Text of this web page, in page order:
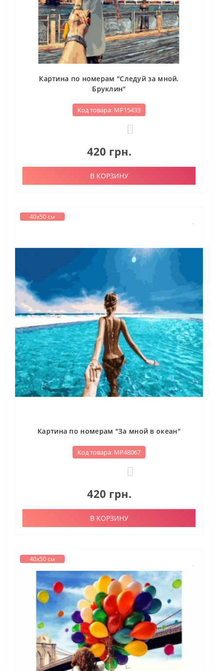
Картина по номерам "Следуй за мной.
Бруклин"
Код товара: МР15433
420 грн.
В КОРЗИНУ
40х50 см
Картина по номерам "За мной в океан"
Код товара: МР48067
420 грн.
В КОРЗИНУ
40х50 см